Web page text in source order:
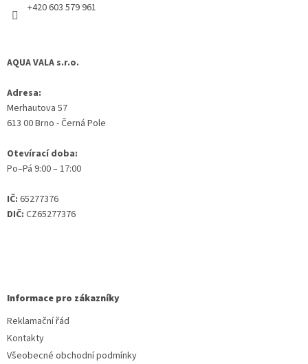
+420 603 579 961
AQUA VALA s.r.o.
Adresa:
Merhautova 57
613 00 Brno - Černá Pole
Otevírací doba:
Po–Pá 9:00 – 17:00
IČ: 65277376
DIČ: CZ65277376
Informace pro zákazníky
Reklamační řád
Kontakty
Všeobecné obchodní podmínky